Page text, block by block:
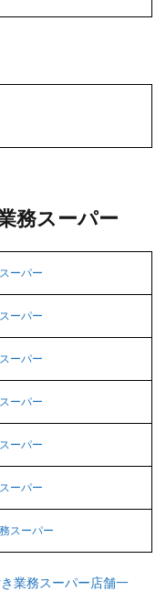
務スーパー
ーパー
ーパー
ーパー
ーパー
ーパー
ーパー
スーパー
業務スーパー店舗一